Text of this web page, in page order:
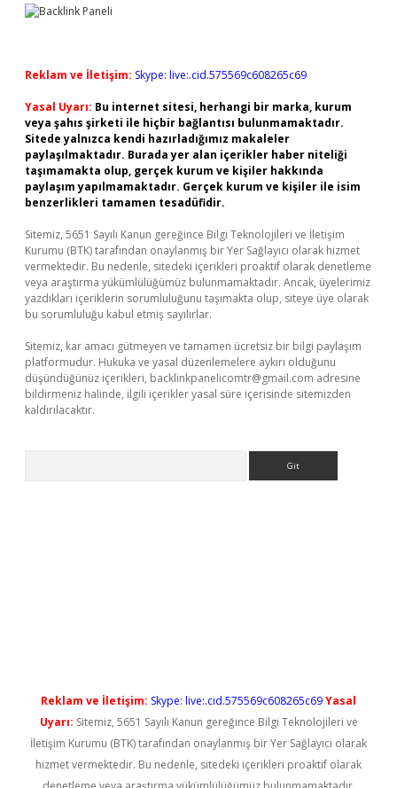
Reklam ve İletişim: Skype: live:.cid.575569c608265c69
Yasal Uyarı: Bu internet sitesi, herhangi bir marka, kurum
veya şahıs şirketi ile hiçbir bağlantısı bulunmamaktadır.
Sitede yalnızca kendi hazırladığımız makaleler
paylaşılmaktadır. Burada yer alan içerikler haber niteliği
taşımamakta olup, gerçek kurum ve kişiler hakkında
paylaşım yapılmamaktadır. Gerçek kurum ve kişiler ile isim
benzerlikleri tamamen tesadüfidir.
Sitemiz, 5651 Sayılı Kanun gereğince Bilgi Teknolojileri ve İletişim
Kurumu (BTK) tarafından onaylanmış bir Yer Sağlayıcı olarak hizmet
vermektedir. Bu nedenle, sitedeki içerikleri proaktif olarak denetleme
veya araştırma yükümlülüğümüz bulunmamaktadır. Ancak, üyelerimiz
yazdıkları içeriklerin sorumluluğunu taşımakta olup, siteye üye olarak
bu sorumluluğu kabul etmiş sayılırlar.
Sitemiz, kar amacı gütmeyen ve tamamen ücretsiz bir bilgi paylaşım
platformudur. Hukuka ve yasal düzenlemelere aykırı olduğunu
düşündüğünüz içerikleri, backlinkpanelicomtr@gmail.com adresine
bildirmeniz halinde, ilgili içerikler yasal süre içerisinde sitemizden
kaldırılacaktır.
Reklam ve İletişim: Skype: live:.cid.575569c608265c69Yasal
Uyarı: Sitemiz, 5651 Sayılı Kanun gereğince Bilgi Teknolojileri ve
İletişim Kurumu (BTK) tarafından onaylanmış bir Yer Sağlayıcı olarak
hizmet vermektedir. Bu nedenle, sitedeki içerikleri proaktif olarak